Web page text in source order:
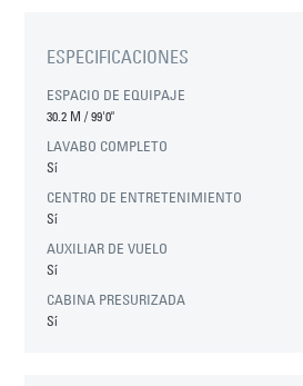
ESPECIFICACIONES
ESPACIO DE EQUIPAJE
30.2 M/99'0"
LAVABO COMPLETO
Sí
CENTRO DE ENTRETENIMIENTO
Sí
AUXILIAR DE VUELO
Sí
CABINA PRESURIZADA
Sí